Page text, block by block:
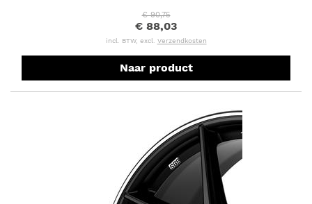
€ 90,75
€ 88,03
incl. BTW, excl. Verzendkosten
Naar product